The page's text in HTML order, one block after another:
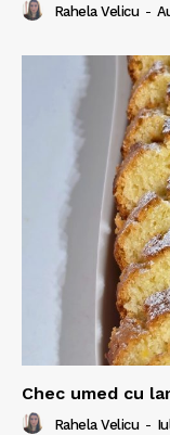
Rahela Velicu -
Chec umed cu
Rahela Velicu -